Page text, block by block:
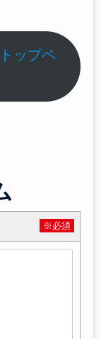
ップペ
※必須